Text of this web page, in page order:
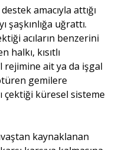
amacıyla attığı
şaşkınlığa uğrattı.
acıların benzerini
halkı, kısıtlı
rejimine ait ya da işgal
gemilere
çektiği küresel sisteme
kaynaklanan